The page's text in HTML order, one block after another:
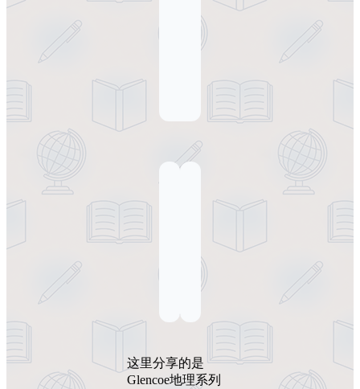
这里分享的是
Glencoe地理系列